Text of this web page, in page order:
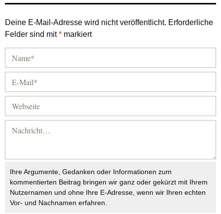
Deine E-Mail-Adresse wird nicht veröffentlicht. Erforderliche
Felder sind mit* markiert
Ihre Argumente, Gedanken oder Informationen zum
kommentierten Beitrag bringen wir ganz oder gekürzt mit Ihrem
Nutzernamen und ohne Ihre E-Adresse, wenn wir Ihren echten
Vor- und Nachnamen erfahren.